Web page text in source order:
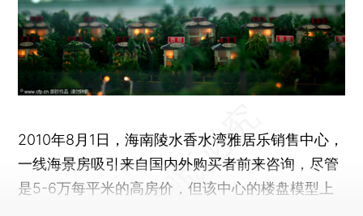
2010年8月1日，海南陵水香水湾雅居乐销售中心，
一线海景房吸引来自国内外购买者前来咨询，尽管
是5-6万每平米的高房价，但该中心的楼盘模型上